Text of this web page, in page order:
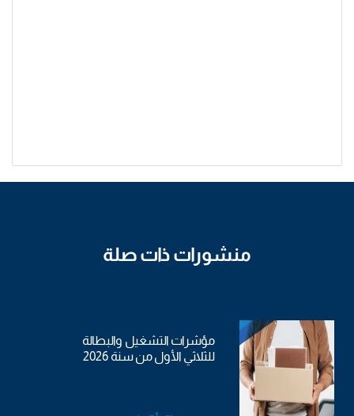
منشورات ذات صلة
مؤشرات التشغيل والبطالة
للثلاثي الأول من سنة 2026